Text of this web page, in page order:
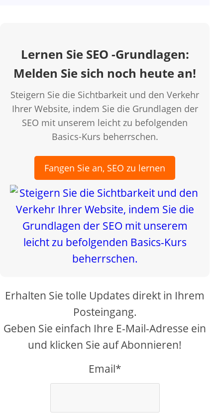
Lernen Sie SEO -Grundlagen:
Melden Sie sich noch heute an!
Steigern Sie die Sichtbarkeit und den Verkehr
Ihrer Website, indem Sie die Grundlagen der
SEO mit unserem leicht zu befolgenden
Basics-Kurs beherrschen.
Fangen Sie an, SEO zu lernen
Erhalten Sie tolle Updates direkt in Ihrem
Posteingang.
Geben Sie einfach Ihre E-Mail-Adresse ein
und klicken Sie auf Abonnieren!
Email*